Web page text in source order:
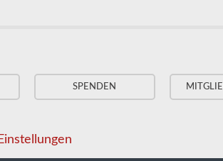
SPENDEN